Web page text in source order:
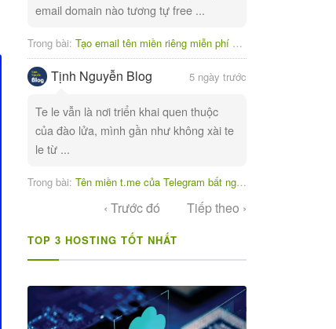
email domain nào tương tự free ...
Trong bài: Tạo email tên miền riêng miễn phí với Yandex
Tịnh Nguyễn Blog 5 ngày trước
Te le vẫn là nơi triển khai quen thuộc
của đào lửa, mình gần như không xài te
le từ ...
Trong bài: Tên miền t.me của Telegram bất ngờ bị tạm ngưng
‹ Trước đó Tiếp theo ›
TOP 3 HOSTING TỐT NHẤT